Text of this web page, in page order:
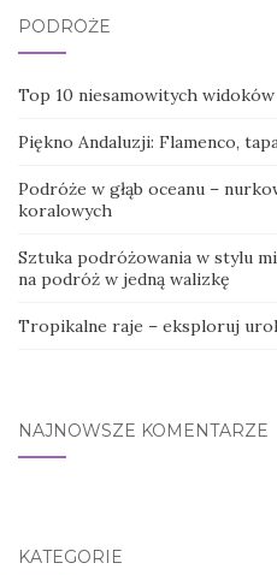
PODRÓŻE
Top 10 niesamowitych
Piękno Andaluzji: Flamenco,
Podróże w głąb oceanu –
koralowych
Sztuka podróżowania w stylu
na podróż w jedną walizkę
Tropikalne raje – eksploruj
NAJNOWSZE KOMENTARZE
KATEGORIE